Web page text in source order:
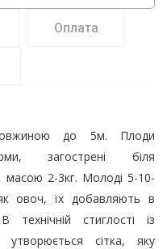
Оплата
до 5м. Плоди
загострені біля
2-3кг. Молоді 5-10-
як овоч, їх добавляють в
стиглості із
сітка, яку